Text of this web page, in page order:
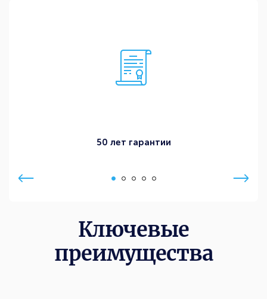
50 лет гарантии
Ключевые
преимущества